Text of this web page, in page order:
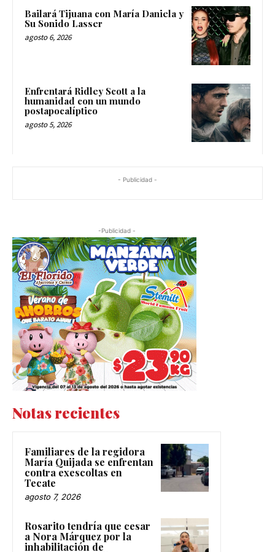
Bailará Tijuana con María Daniela y
Su Sonido Lasser
agosto 6, 2026
Enfrentará Ridley Scott a la
humanidad con un mundo
postapocalíptico
agosto 5, 2026
- Publicidad -
-Publicidad -
Notas recientes
Familiares de la regidora
María Quijada se enfrentan
contra exescoltas en
Tecate
agosto 7, 2026
Rosarito tendría que cesar
a Nora Márquez por la
inhabilitación de